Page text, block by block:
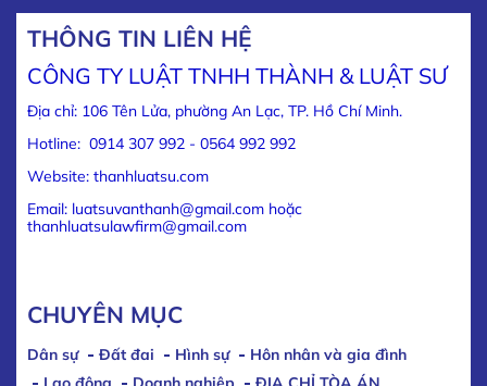
THÔNG TIN LIÊN HỆ
CÔNG TY LUẬT TNHH THÀNH & LUẬT SƯ
Địa chỉ: 106 Tên Lửa, phường An Lạc, TP. Hồ Chí Minh.
Hotline: 0914 307 992 - 0564 992 992
Website: thanhluatsu.com
Email: luatsuvanthanh@gmail.com hoặc
thanhluatsulawfirm@gmail.com
CHUYÊN MỤC
Dân sự Đất đai Hình sự
Hôn nhân và gia đình